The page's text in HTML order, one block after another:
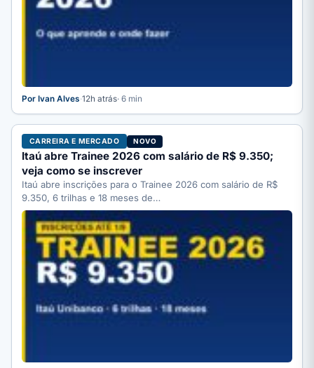
Por Ivan Alves·12h atrás· 6 min
CARREIRA E MERCADO NOVO
Itaú abre Trainee 2026 com salário de R$ 9.350;
veja como se inscrever
Itaú abre inscrições para o Trainee 2026 com salário de R$
9.350, 6 trilhas e 18 meses de…